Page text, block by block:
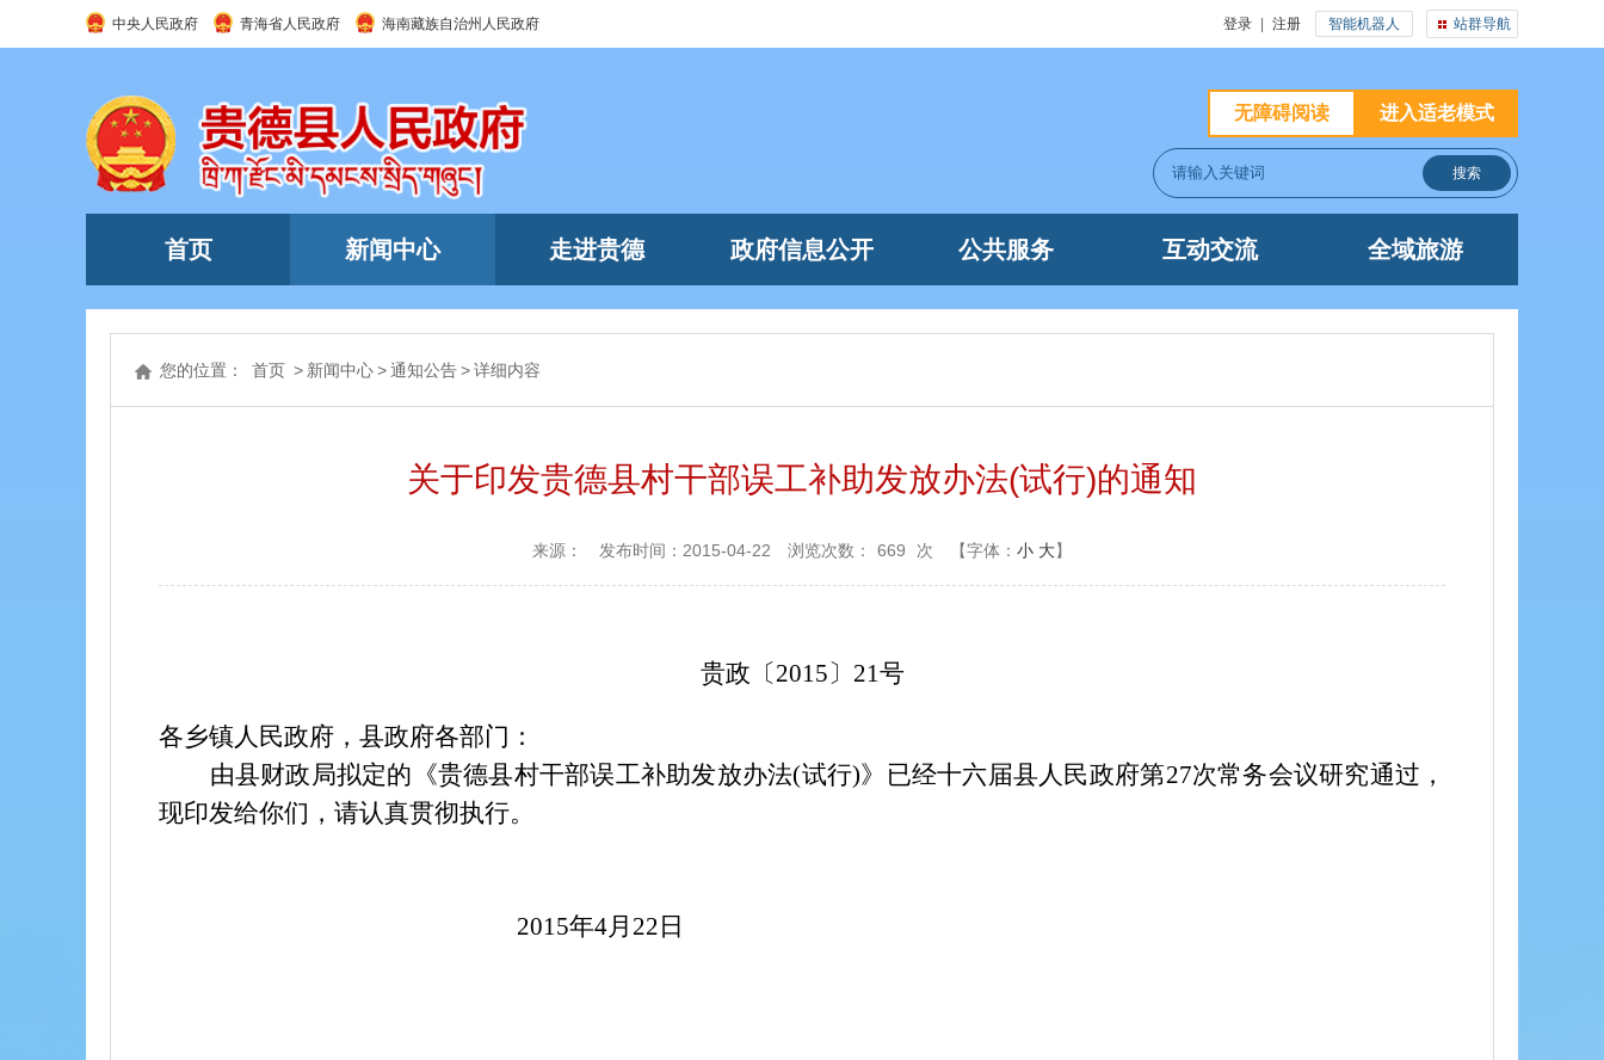
站群导航
登录 注册 智能机器人
中央人民政府 青海省人民政府 海南藏族自治州人民政府
进入适老模式
无障碍阅读
首页 新闻中心 走进贵德 政府信息公开 公共服务 互动交流 全域旅游
您的位置： 首页 > 新闻中心>通知公告>详细内容
关于印发贵德县村干部误工补助发放办法(试行)的通知
来源： 发布时间：2015-04-22 浏览次数： 669 次 【字体： 小 大】
贵政〔2015〕 21号
各乡镇人民政府，县政府各部门：
由县财政局拟定的《贵德县村干部误工补助发放办法(试行)》已经十六届县人民政府第27次常务会议研究通过，
现印发给你们，请认真贯彻执行。
2015年4月22 日